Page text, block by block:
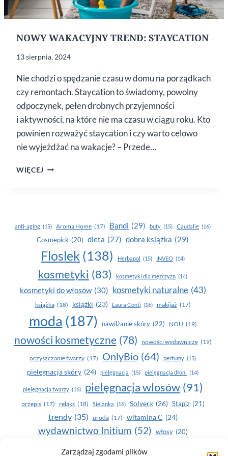
Zarządzaj zgodami plików
NOWY WAKACYJNY TREND: STAYCATION
13 sierpnia, 2024
Nie chodzi o spędzanie czasu w domu na porządkach
czy remontach. Staycation to świadomy, powolny
odpoczynek, pełen drobnych przyjemności
i aktywności, na które nie ma czasu w ciągu roku. Kto
powinien rozważyć staycation i czy warto celowo
nie wyjeżdżać na wakacje? – Przede…
WIĘCEJ NOWY
anti-aging (15) Aroma Home (17) Bandi (29) buty (15) Caudalie (16)
Cosmepick (20) dieta (27) dobra książka (29)
Floslek (138) Herbapol (15) INVEO (14)
kosmetyki (83) kosmetyki dla mężczyzn (14)
kosmetyki do włosów (30) kosmetyki naturalne (43)
książka (18) książki (23) Laura Conti (16) makijaż (17)
moda (187) nawilżanie skóry (22) NOU (19)
nowości kosmetyczne (78) nowości wydawnicze (19)
oczyszczanie twarzy (17) OnlyBio (64) perfumy (15)
pielegnacja skóry (24) pielęgnacja (15) pielęgnacja dłoni (14)
pielęgnacja twarzy (16) pielęgnacja wlosów (91)
przepis (17) relaks (18) Sielanka (16) Solverx (26) Stapiz (21)
trendy (35) uroda (17) witamina C (24)
wydawnictwo Initium (52) włosy (20)
Yasumi(164) zdrowe zęby